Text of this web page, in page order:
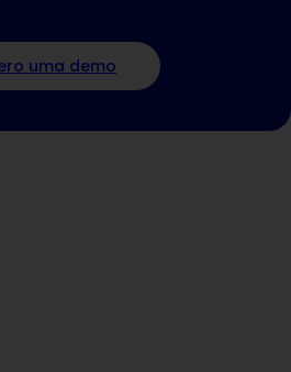
uma demo